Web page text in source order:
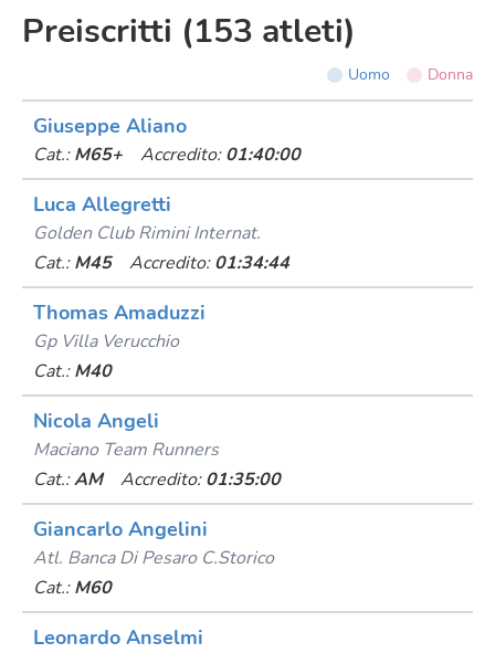
Preiscritti (153 atleti)
Uomo Donna
Giuseppe Aliano
Cat.: M65+ Accredito: 01:40:00
Luca Allegretti
Golden Club Rimini Internat.
Cat.: M45 Accredito: 01:34:44
Thomas Amaduzzi
Gp Villa Verucchio
Cat.: M40
Nicola Angeli
Maciano Team Runners
Cat.:AM Accredito: 01:35:00
Giancarlo Angelini
Atl. Banca Di Pesaro C.storico
Cat.: M60
Leonardo Anselmi